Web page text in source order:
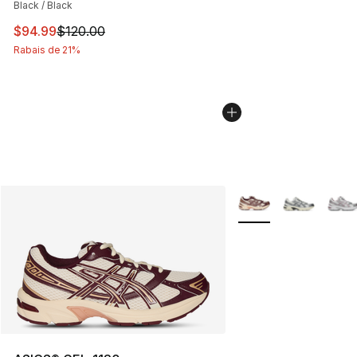
Black / Black
Cet article est en solde. Le prix est passé de $120.00 à
$94.99$120.00
Rabais de 21%
Plus de couleurs